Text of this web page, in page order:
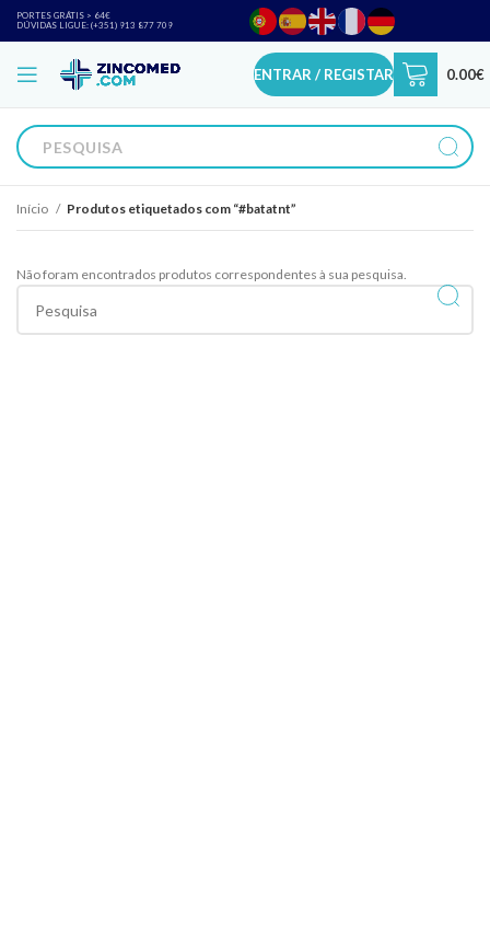
PORTES GRÁTIS > 64€
DÚVIDAS LIGUE: (+351) 913 877 709
ENTRAR / REGISTAR 0.00€
Início Produtos etiquetados com “#batatnt”
Não foram encontrados produtos correspondentes à sua pesquisa.